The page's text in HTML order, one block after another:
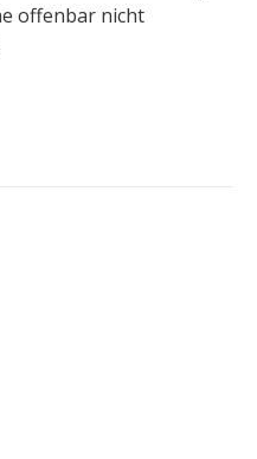
offenbar nicht